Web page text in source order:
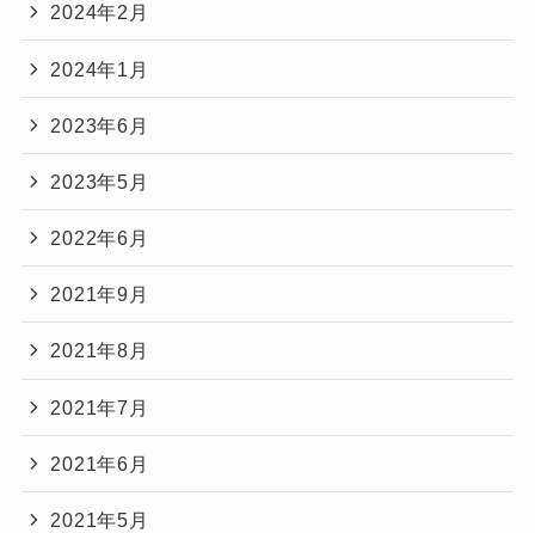
2024年2月
2024年1月
2023年6月
2023年5月
2022年6月
2021年9月
2021年8月
2021年7月
2021年6月
2021年5月